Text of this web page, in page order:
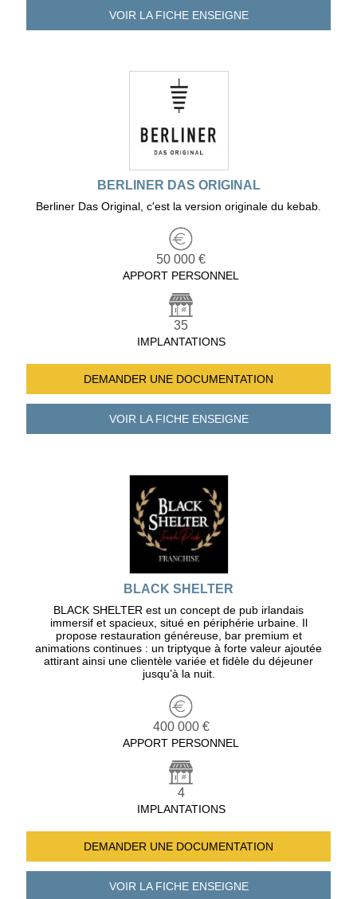
VOIR LA FICHEENSEIGNE
BERLINER DAS ORIGINAL
Berliner Das Original, c'est la version originale du kebab.
50 000 €
APPORT PERSONNEL
35
IMPLANTATIONS
DEMANDER UNE DOCUMENTATION
VOIR LA FICHEENSEIGNE
BLACK SHELTER
BLACK SHELTER est un concept de pub irlandais
immersif et spacieux, situé en périphérie urbaine. Il
propose restauration généreuse, bar premium et
animations continues : un triptyque à forte valeur ajoutée
attirant ainsi une clientèle variée et fidèle du déjeuner
jusqu’à la nuit.
400 000 €
APPORT PERSONNEL
4
IMPLANTATIONS
DEMANDER UNE DOCUMENTATION
VOIR LA FICHEENSEIGNE